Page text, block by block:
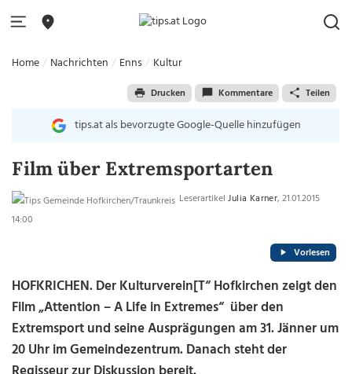
Home Nachrichten Enns Kultur
Drucken Kommentare Teilen
tips.at als bevorzugte Google-Quelle hinzufügen
Film über Extremsportarten
LeserartikelJulia Karner, 21.01.2015
14:00
Vorlesen
HOFKRICHEN. Der Kulturverein[T“ Hofkirchen zeigt den
Film „Attention – A Life in Extremes“ über den
Extremsport und seine Ausprägungen am 31. Jänner um
20 Uhr im Gemeindezentrum. Danach steht der